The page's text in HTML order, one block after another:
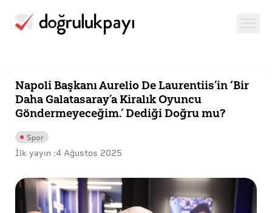
Napoli Başkanı Aurelio De Laurentiis’in ‘Bir
Daha Galatasaray’a Kiralık Oyuncu
Göndermeyeceğim.’ Dediği Doğru mu?
Spor
İlk yayın :4 Ağustos 2025